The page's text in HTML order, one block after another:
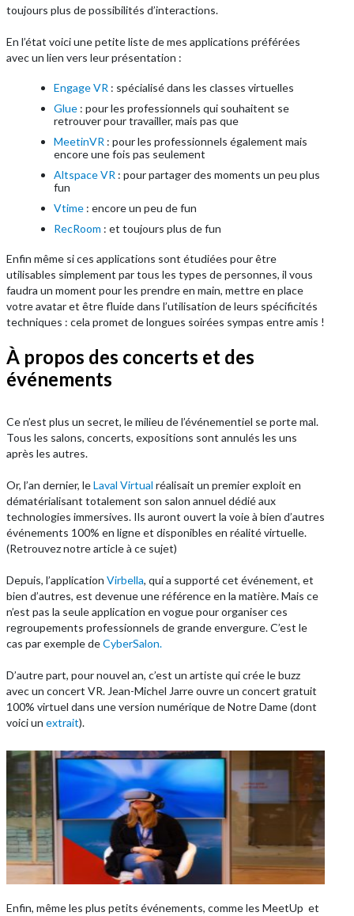
toujours plus de possibilités d’interactions.
En l’état voici une petite liste de mes applications préférées
avec un lien vers leur présentation :
Engage VR : spécialisé dans les classes virtuelles
Glue: pour les professionnels qui souhaitent se
retrouver pour travailler, mais pas que
MeetinVR : pour les professionnels également mais
encore une fois pas seulement
Altspace VR : pour partager des moments un peu plus
fun
Vtime: encore un peu de fun
RecRoom : et toujours plus de fun
Enfin même si ces applications sont étudiées pour être
utilisables simplement par tous les types de personnes, il vous
faudra un moment pour les prendre en main, mettre en place
votre avatar et être fluide dans l’utilisation de leurs spécificités
techniques : cela promet de longues soirées sympas entre amis !
À propos des concerts et des
événements
Ce n’est plus un secret, le milieu de l’événementiel se porte mal.
Tous les salons, concerts, expositions sont annulés les uns
après les autres.
Or, l’an dernier, leLaval Virtual réalisait un premier exploit en
dématérialisant totalement son salon annuel dédié aux
technologies immersives. Ils auront ouvert la voie à bien d’autres
événements 100% en ligne et disponibles en réalité virtuelle.
(Retrouvez notre article à ce sujet)
Depuis, l’application Virbella, qui a supporté cet événement, et
bien d’autres, est devenue une référence en la matière. Mais ce
n’est pas la seule application en vogue pour organiser ces
regroupements professionnels de grande envergure. C’est le
cas par exemple deCyberSalon.
D’autre part, pour nouvel an, c’est un artiste qui crée le buzz
avec un concert VR. Jean-Michel Jarre ouvre un concert gratuit
100% virtuel dans une version numérique de Notre Dame (dont
voici un extrait).
Enfin, même les plus petits événements, comme les MeetUp et